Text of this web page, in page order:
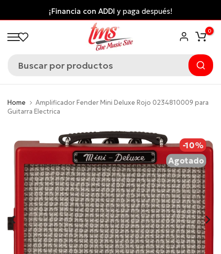
al
contenido
Envío gratis desde $300.000 a ciudades
*Aplican Condiciones*
0
Home
Amplificador Fender Mini Deluxe Rojo 0234810009 para
Guitarra Electrica
-10%
Agotado